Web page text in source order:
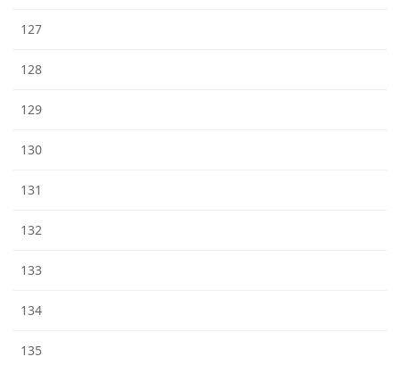
127
128
129
130
131
132
133
134
135